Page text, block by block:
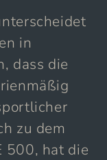
in
dass die
zu dem
500, hat die